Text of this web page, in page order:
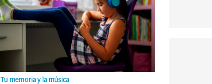
Tu memoria y la música